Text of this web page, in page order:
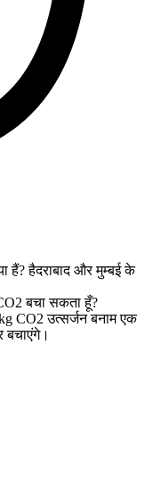
हैं? हैदराबाद और मुम्बई के
बचा सकता हूँ?
CO2 उत्सर्जन बनाम एक
बचाएंगे।